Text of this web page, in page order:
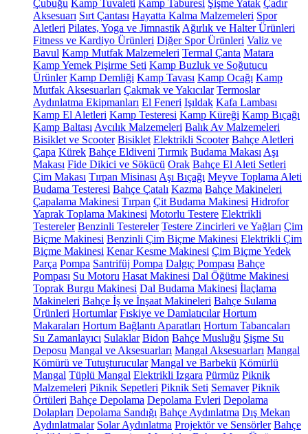
Çubuğu Kamp Tuvaleti Kamp Taburesi Şişme Yatak Çadır
Aksesuarı Sırt Çantası Hayatta Kalma Malzemeleri Spor
Aletleri Pilates, Yoga ve Jimnastik Ağırlık ve Halter Ürünleri
Fitness ve Kardiyo Ürünleri Diğer Spor Ürünleri Valiz ve
Bavul Kamp Mutfak Malzemeleri Termal Çanta Matara
Kamp Yemek Pişirme Seti Kamp Buzluk ve Soğutucu
Ürünler Kamp Demliği Kamp Tavası Kamp Ocağı Kamp
Mutfak Aksesuarları Çakmak ve Yakıcılar Termoslar
Aydınlatma Ekipmanları El Feneri Işıldak Kafa Lambası
Kamp El Aletleri Kamp Testeresi Kamp Küreği Kamp Bıçağı
Kamp Baltası Avcılık Malzemeleri Balık Av Malzemeleri
Bisiklet ve Scooter Bisiklet Elektrikli Scooter Bahçe Aletleri
Çapa Kürek Bahçe Eldiveni Tırmık Budama Makası Aşı
Makası Fide Dikici ve Sökücü Orak Bahçe El Aleti Setleri
Çim Makası Tırpan Misinası Aşı Bıçağı Meyve Toplama Aleti
Budama Testeresi Bahçe Çatalı Kazma Bahçe Makineleri
Çapalama Makinesi Tırpan Çit Budama Makinesi Hidrofor
Yaprak Toplama Makinesi Motorlu Testere Elektrikli
Testereler Benzinli Testereler Testere Zincirleri ve Yağları Çim
Biçme Makinesi Benzinli Çim Biçme Makinesi Elektrikli Çim
Biçme Makinesi Kenar Kesme Makinesi Çim Biçme Yedek
Parça Pompa Santrifüj Pompa Dalgıç Pompası Bahçe
Pompası Su Motoru Hasat Makinesi Dal Öğütme Makinesi
Toprak Burgu Makinesi Dal Budama Makinesi İlaçlama
Makineleri Bahçe İş ve İnşaat Makineleri Bahçe Sulama
Ürünleri Hortumlar Fıskiye ve Damlatıcılar Hortum
Makaraları Hortum Bağlantı Aparatları Hortum Tabancaları
Su Zamanlayıcı Sulaklar Bidon Bahçe Musluğu Şişme Su
Deposu Mangal ve Aksesuarları Mangal Aksesuarları Mangal
Kömürü ve Tutuşturucular Mangal ve Barbekü Kömürlü
Mangal Tüplü Mangal Elektrikli Izgara Pürmüz Piknik
Malzemeleri Piknik Sepetleri Piknik Seti Semaver Piknik
Örtüleri Bahçe Depolama Depolama Evleri Depolama
Dolapları Depolama Sandığı Bahçe Aydınlatma Dış Mekan
Aydınlatmalar Solar Aydınlatma Projektör ve Sensörler Bahçe